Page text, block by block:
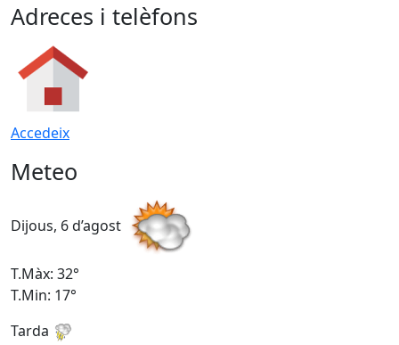
Adreces i telèfons
Accedeix
Meteo
Dijous, 6 d’agost
T.Màx: 32°
T.Min: 17°
Tarda